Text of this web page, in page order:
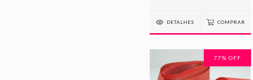
DETALHES COMPRAR
77% OFF